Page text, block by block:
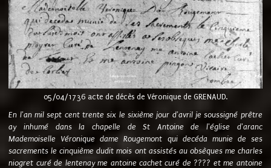
05/04/1736 acte de décès de Véronique de GRENAUD.
En l'an mil sept cent trente six le sixième jour d'avril je soussigné prêtre
ay inhumé dans la chapelle de St Antoine de l'église d'aranc
Mademoiselle Véronique dame Rougemont qui decéda munie de ses
sacrements le cinquième dudit mois ont assistés au obsèques me charles
niogret curé de lentenay me antoine cachet curé de ???? et me antoine